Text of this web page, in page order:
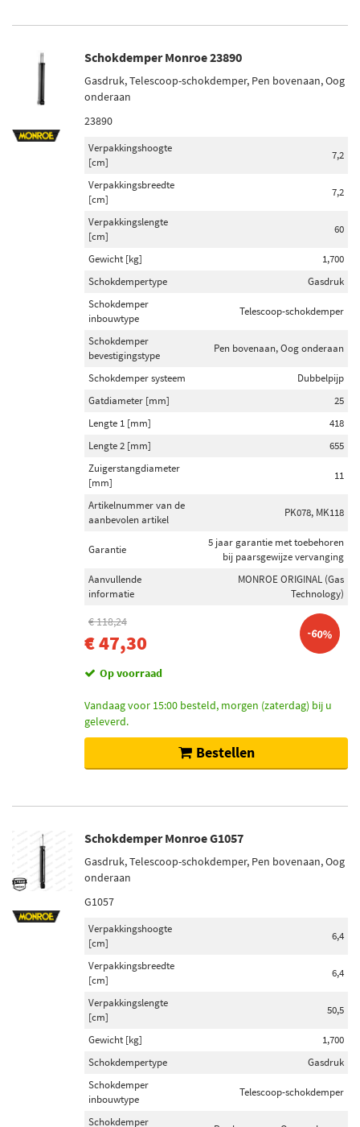
Schokdemper bevestigingstype
Pen bovenaan (1517)
Oog onderaan (823)
Vork onderaan (127)
Klem onderaan (93)
Onder plaat (65)
Op voorraad (856)
Niet op voorraad (801)
Schokdemper Monroe 23890
Gasdruk, Telescoop-schokdemper, Pen bovenaan, Oog
onderaan
23890
Verpakkingshoogte
[cm]
7,2
Verpakkingsbreedte
[cm]
7,2
Verpakkingslengte
[cm]
60
Gewicht [kg]
1,700
Schokdempertype
Gasdruk
Schokdemper
inbouwtype
Telescoop-schokdemper
Schokdemper
bevestigingstype
Pen bovenaan, Oog onderaan
Schokdemper systeem
Dubbelpijp
Gatdiameter [mm]
25
Lengte 1 [mm]
418
Lengte 2 [mm]
655
Zuigerstangdiameter
[mm]
11
Artikelnummer van de
aanbevolen artikel
PK078, MK118
Garantie
5 jaar garantie met toebehoren
bij paarsgewijze vervanging
Aanvullende
informatie
MONROE ORIGINAL (Gas
Technology)
€ 118,24
€ 47,30 -60%
Op voorraad
Vandaag voor 15:00 besteld, morgen (zaterdag) bij u
geleverd.
Bestellen
Schokdemper Monroe G1057
Gasdruk, Telescoop-schokdemper, Pen bovenaan, Oog
onderaan
G1057
Verpakkingshoogte
[cm]
6,4
Verpakkingsbreedte
[cm]
6,4
Verpakkingslengte
[cm]
50,5
Gewicht [kg]
1,700
Schokdempertype
Gasdruk
Schokdemper
inbouwtype
Telescoop-schokdemper
Schokdemper